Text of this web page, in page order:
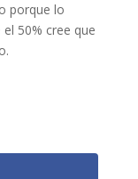
porque lo
50% cree que